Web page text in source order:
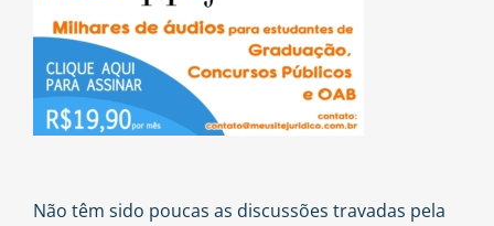
Não têm sido poucas as discussões travadas pela